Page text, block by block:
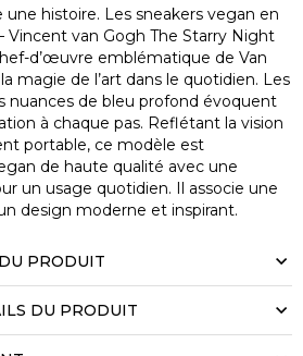
une histoire. Les sneakers vegan en
Vincent van Gogh The Starry Night
d’œuvre emblématique de Van
magie de l’art dans le quotidien. Les
nuances de bleu profond évoquent
à chaque pas. Reflétant la vision
portable, ce modèle est
de haute qualité avec une
un usage quotidien. Il associe une
design moderne et inspirant.
PRODUIT
DU PRODUIT